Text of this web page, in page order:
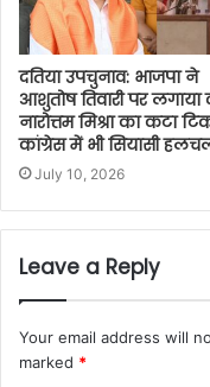
दतिया उपचुनाव: भाजपा ने
आशुतोष तिवारी पर लगाया
नारोत्तम मिश्रा का कटा
कांग्रेस में भी सियासी
July 10, 2026
Leave a Reply
Your email address will
marked *